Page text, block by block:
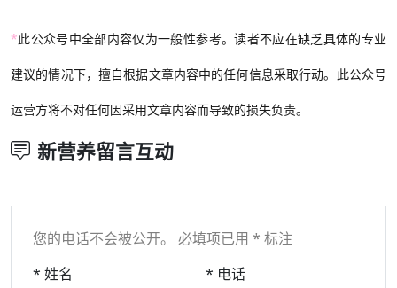
*此公众号中全部内容仅为一般性参考。读者不应在缺乏具体的专业
建议的情况下，擅自根据文章内容中的任何信息采取行动。此公众号
运营方将不对任何因采用文章内容而导致的损失负责。
新营养留言互动
您的电话不会被公开。 必填项已用 * 标注
* 姓名
* 电话